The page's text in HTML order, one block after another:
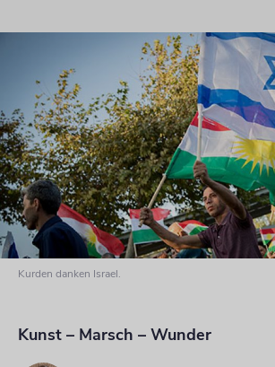
Kurden danken Israel.
Kunst – Marsch – Wunder